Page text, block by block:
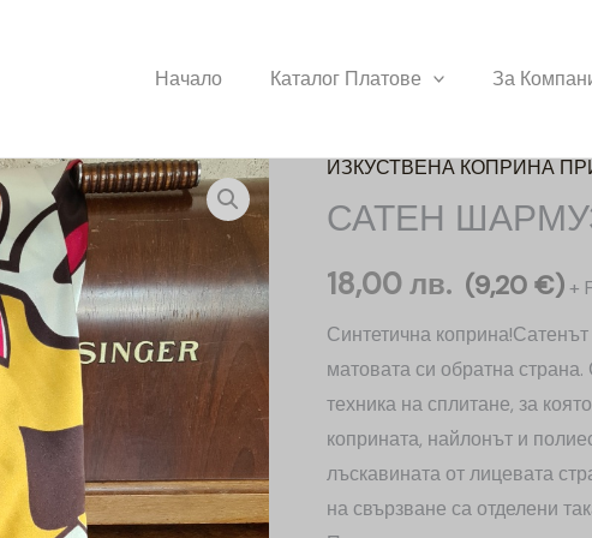
Начало Каталог Платове За
ИЗКУСТВЕНА КОПРИНА
САТЕН
18,00лв. (9,20€) +
Синтетична
матовата си обратна
техника на сплитане, за
коприната, найлонът и
лъскавината от лицевата
на свързване са отделени
количество
за
ШАРМУЗ